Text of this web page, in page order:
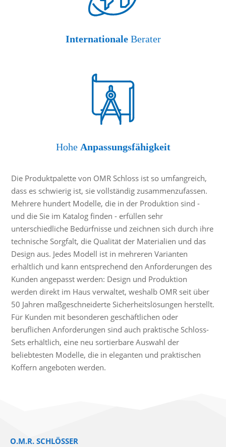
InternationaleBerater
Hohe Anpassungsfähigkeit
Die Produktpalette von OMR Schloss ist so umfangreich,
dass es schwierig ist, sie vollständig zusammenzufassen.
Mehrere hundert Modelle, die in der Produktion sind -
und die Sie im Katalog finden - erfüllen sehr
unterschiedliche Bedürfnisse und zeichnen sich durch ihre
technische Sorgfalt, die Qualität der Materialien und das
Design aus. Jedes Modell ist in mehreren Varianten
erhältlich und kann entsprechend den Anforderungen des
Kunden angepasst werden: Design und Produktion
werden direkt im Haus verwaltet, weshalb OMR seit über
50 Jahren maßgeschneiderte Sicherheitslösungen herstellt.
Für Kunden mit besonderen geschäftlichen oder
beruflichen Anforderungen sind auch praktische Schloss-
Sets erhältlich, eine neu sortierbare Auswahl der
beliebtesten Modelle, die in eleganten und praktischen
Koffern angeboten werden.
O.M.R. SCHLÖSSER